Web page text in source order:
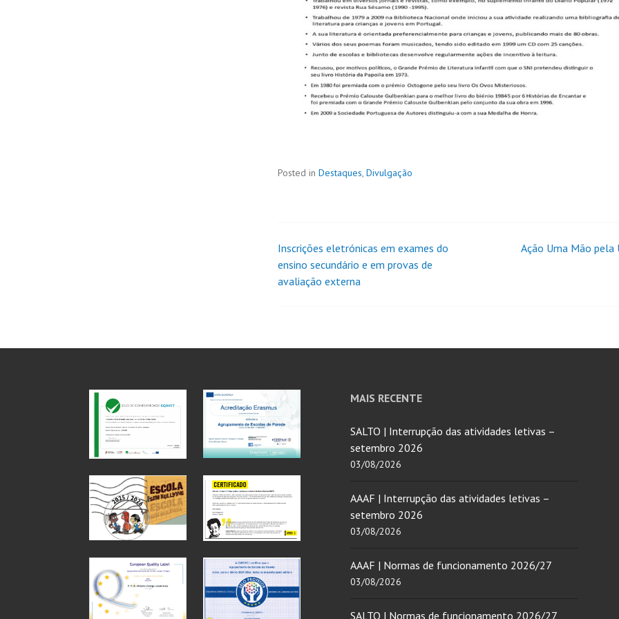
Posted in Destaques, Divulgação
Inscrições eletrónicas em exames do
ensino secundário e em provas de
avaliação externa
Ação Uma Mão pela
MAIS RECENTE
SALTO | Interrupção das atividades letivas –
setembro 2026
03/08/2026
AAAF | Interrupção das atividades letivas –
setembro 2026
03/08/2026
AAAF | Normas de funcionamento 2026/27
03/08/2026
SALTO | Normas de funcionamento 2026/27